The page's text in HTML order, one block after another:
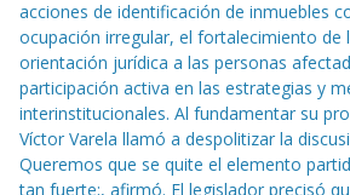
acciones de identificación de inmuebles
ocupación irregular, el fortalecimiento de
orientación jurídica a las personas
participación activa en las estrategias y
interinstitucionales. Al fundamentar su
Víctor Varela llamó a despolitizar la
Queremos que se quite el elemento
tan fuerte;, afirmó. El legislador precisó